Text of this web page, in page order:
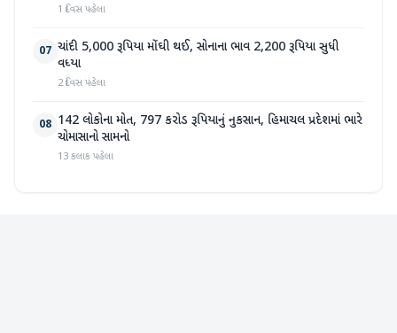
1 દિવસ પહેલા
07 ચાંદી 5,000 રૂપિયા મોંઘી થઈ, સોનાના ભાવ 2,200 રૂપિયા સુધી
વધ્યા
2 દિવસ પહેલા
08 142 લોકોના મોત, 797 કરોડ રૂપિયાનું નુકસાન, હિમાચલ પ્રદેશમાં ભારે
ચોમાસાનો સામનો
13 કલાક પહેલા